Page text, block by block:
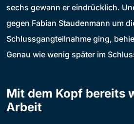
sechs gewann er eindrücklich.
gegen Fabian Staudenmann um
Schlussgangteilnahme ging,
Genau wie wenig später im
Mit dem Kopf bereits
Arbeit